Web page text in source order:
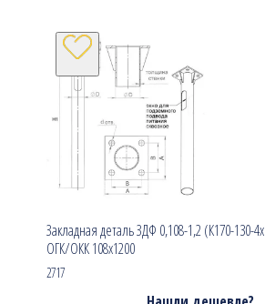
Закладная деталь ЗДФ 0,108-1,2 (К170-130-
ОГК/ОКК 108х1200
2717